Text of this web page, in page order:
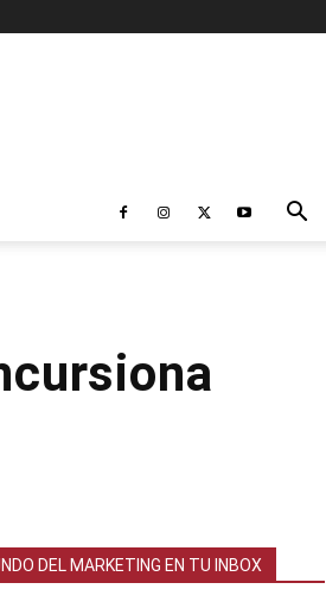
DEL MARKETING EN TU INBOX